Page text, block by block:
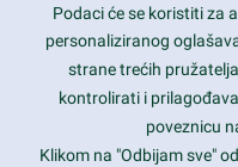
Contact Info
1600 Amphitheatre
prothemes.net@gmail.com
Podaci će se koristiti za
personaliziranog
strane trećih
kontrolirati i
poveznicu
Klikom na "Odbijam sve"